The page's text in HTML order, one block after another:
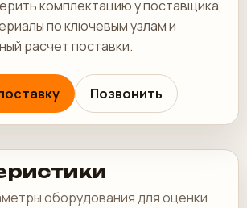
комплектацию у поставщика,
по ключевым узлам и
расчет поставки.
Позвонить
оборудования для оценки